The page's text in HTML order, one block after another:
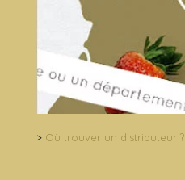
> Où trouver un distributeur ?